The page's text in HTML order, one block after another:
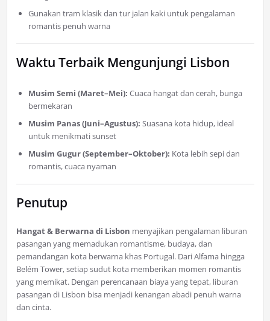
Gunakan tram klasik dan tur jalan kaki untuk pengalaman
romantis penuh warna
Waktu Terbaik Mengunjungi Lisbon
Musim Semi (Maret–Mei): Cuaca hangat dan cerah, bunga
bermekaran
Musim Panas (Juni–Agustus): Suasana kota hidup, ideal
untuk menikmati sunset
Musim Gugur (September–Oktober): Kota lebih sepi dan
romantis, cuaca nyaman
Penutup
Hangat & Berwarna di Lisbon menyajikan pengalaman liburan
pasangan yang memadukan romantisme, budaya, dan
pemandangan kota berwarna khas Portugal. Dari Alfama hingga
Belém Tower, setiap sudut kota memberikan momen romantis
yang memikat. Dengan perencanaan biaya yang tepat, liburan
pasangan di Lisbon bisa menjadi kenangan abadi penuh warna
dan cinta.